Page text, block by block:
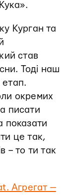
Курган та
став
Тоді наш
окремих
писати
показати
це так,
– то ти так
Агрегат —